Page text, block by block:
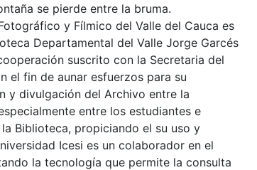
se pierde entre la bruma.
y Fílmico del Valle del Cauca es
Departamental del Valle Jorge Garcés
suscrito con la Secretaria del
el fin de aunar esfuerzos para su
y divulgación del Archivo entre la
entre los estudiantes e
Biblioteca, propiciando el su uso y
Icesi es un colaborador en el
la tecnología que permite la consulta